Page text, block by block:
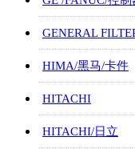
GENERAL
HIMA/黑马/卡件
HITACHI
HITACHI/日立